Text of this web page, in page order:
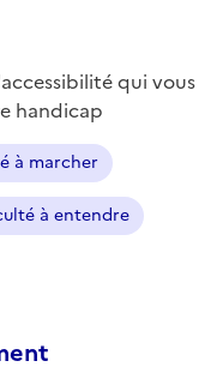
qui vous
handicap
à marcher
à entendre